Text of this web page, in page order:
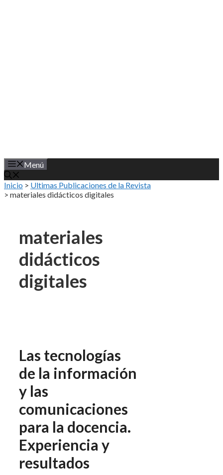
Menú
Inicio > Ultimas Publicaciones de la Revista
> materiales didácticos digitales
materiales
didácticos
digitales
Las tecnologías
de la información
y las
comunicaciones
para la docencia.
Experiencia y
resultados